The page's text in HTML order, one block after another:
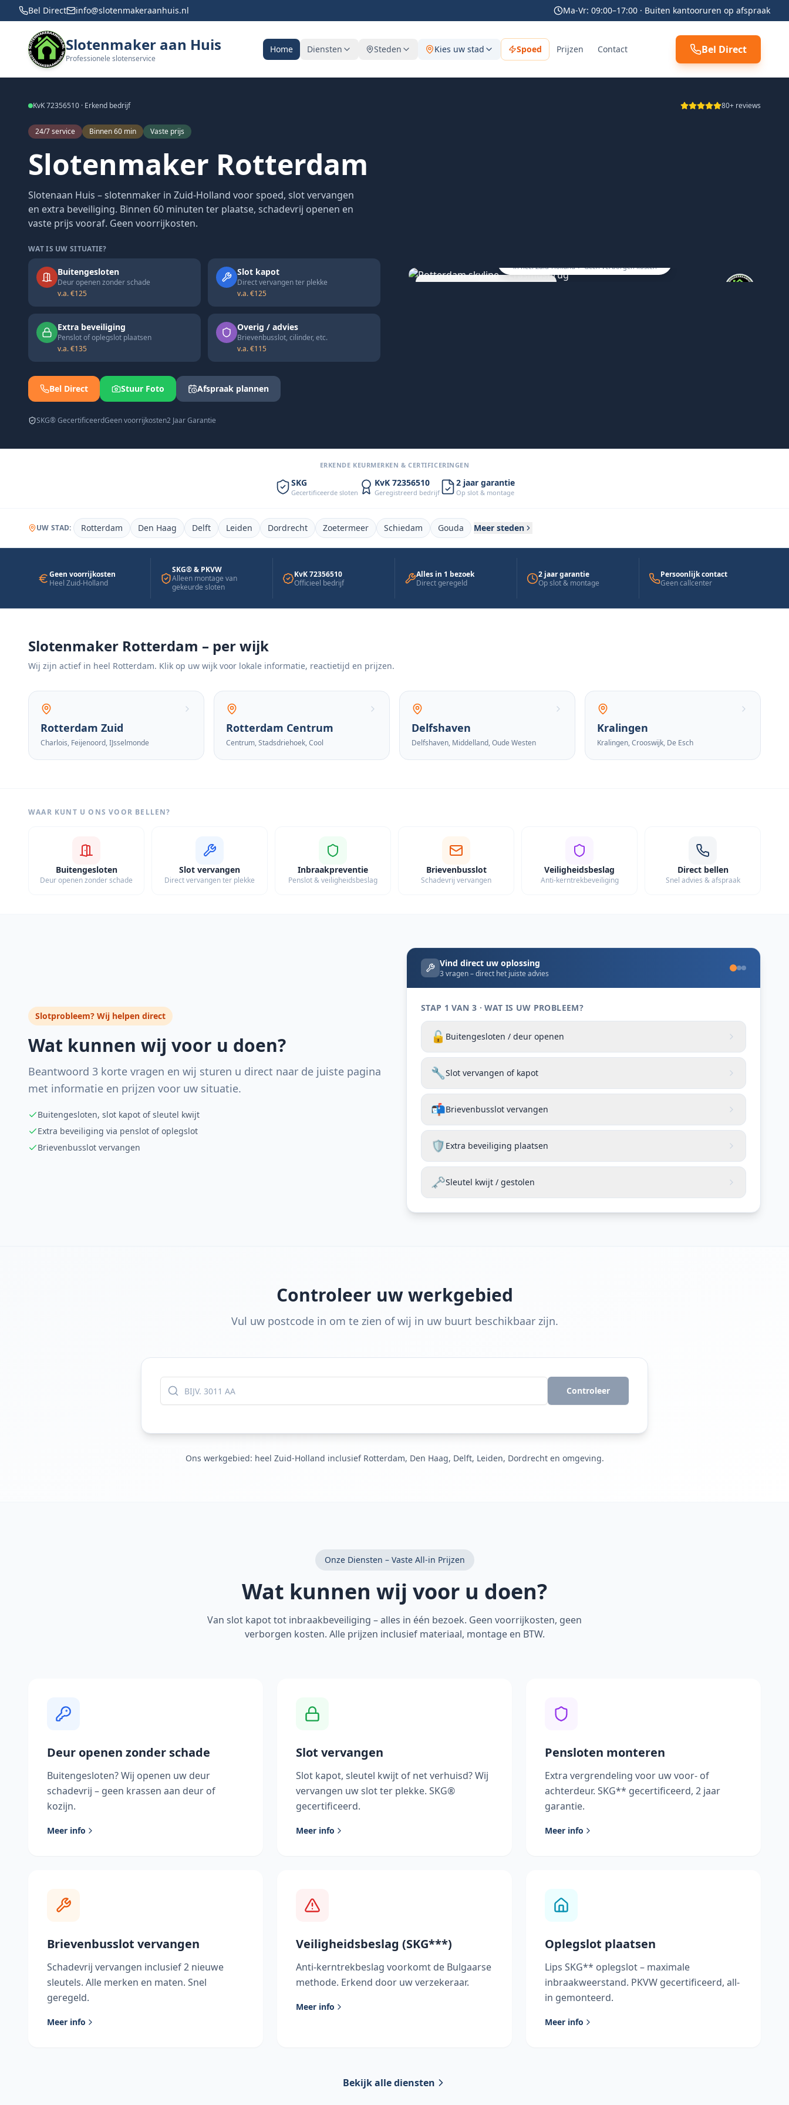
Bel Direct info@slotenmakeraanhuis.nl Ma-Vr: 09:00–17:00 · Buiten kantooruren op afspraak
Slotenmaker aan Huis
Professionele slotenservice
Home Diensten Steden Kies uw stad Spoed Prijzen Contact Bel Direct
KvK 72356510 · Erkend bedrijf 80+ reviews
24/7 service Binnen 60 min Vaste prijs
Slotenmaker Rotterdam
Slotenaan Huis – slotenmaker in Zuid-Holland voor spoed, slot vervangen
en extra beveiliging. Binnen 60 minuten ter plaatse, schadevrij openen en
vaste prijs vooraf. Geen voorrijkosten.
WAT IS UW SITUATIE?
Buitengesloten
Deur openen zonder schade
v.a. €125
Slot kapot
Direct vervangen ter plekke
v.a. €125
Extra beveiliging
Penslot of oplegslot plaatsen
v.a. €135
Overig / advies
Brievenbusslot, cilinder, etc.
v.a. €115
Bel Direct Stuur Foto Afspraak plannen
SKG® GecertificeerdGeen voorrijkosten2 Jaar Garantie
in heel Zuid-Holland ✓ Geen verborgen kosten
ERKENDE KEURMERKEN & CERTIFICERINGEN
SKG
Gecertificeerde sloten
KvK 72356510
Geregistreerd bedrijf
2 jaar garantie
Op slot & montage
UW STAD: Rotterdam Den Haag Delft Leiden Dordrecht Zoetermeer Schiedam Gouda Meer steden
Geen voorrijkosten
Heel Zuid-Holland
SKG® & PKVW
Alleen montage van
gekeurde sloten
KvK 72356510
Officieel bedrijf
Alles in 1 bezoek
Direct geregeld
2 jaar garantie
Op slot & montage
Persoonlijk contact
Geen callcenter
Slotenmaker Rotterdam – per wijk
Wij zijn actief in heel Rotterdam. Klik op uw wijk voor lokale informatie, reactietijd en prijzen.
Rotterdam Zuid
Charlois, Feijenoord, IJsselmonde
Rotterdam Centrum
Centrum, Stadsdriehoek, Cool
Delfshaven
Delfshaven, Middelland, Oude Westen
Kralingen
Kralingen, Crooswijk, De Esch
WAAR KUNT U ONS VOOR BELLEN?
Buitengesloten
Deur openen zonder schade
Slot vervangen
Direct vervangen ter plekke
Inbraakpreventie
Penslot & veiligheidsbeslag
Brievenbusslot
Schadevrij vervangen
Veiligheidsbeslag
Anti-kerntrekbeveiliging
Direct bellen
Snel advies & afspraak
Slotprobleem? Wij helpen direct
Wat kunnen wij voor u doen?
Beantwoord 3 korte vragen en wij sturen u direct naar de juiste pagina
met informatie en prijzen voor uw situatie.
Buitengesloten, slot kapot of sleutel kwijt
Extra beveiliging via penslot of oplegslot
Brievenbusslot vervangen
Vind direct uw oplossing
3 vragen – direct het juiste advies
STAP 1 VAN 3 · WAT IS UW PROBLEEM?
🔓 Buitengesloten / deur openen
🔧Slot vervangen of kapot
📬Brievenbusslot vervangen
🛡️ Extra beveiliging plaatsen
🗝️Sleutel kwijt / gestolen
Controleer uw werkgebied
Vul uw postcode in om te zien of wij in uw buurt beschikbaar zijn.
Controleer
Ons werkgebied: heel Zuid-Holland inclusief Rotterdam, Den Haag, Delft, Leiden, Dordrecht en omgeving.
Onze Diensten – Vaste All-in Prijzen
Wat kunnen wij voor u doen?
Van slot kapot tot inbraakbeveiliging – alles in één bezoek. Geen voorrijkosten, geen
verborgen kosten. Alle prijzen inclusief materiaal, montage en BTW.
Deur openen zonder schade
Buitengesloten? Wij openen uw deur
schadevrij – geen krassen aan deur of
kozijn.
Meer info
Slot vervangen
Slot kapot, sleutel kwijt of net verhuisd? Wij
vervangen uw slot ter plekke. SKG®
gecertificeerd.
Meer info
Pensloten monteren
Extra vergrendeling voor uw voor- of
achterdeur. SKG** gecertificeerd, 2 jaar
garantie.
Meer info
Brievenbusslot vervangen
Schadevrij vervangen inclusief 2 nieuwe
sleutels. Alle merken en maten. Snel
geregeld.
Meer info
Veiligheidsbeslag (SKG***)
Anti-kerntrekbeslag voorkomt de Bulgaarse
methode. Erkend door uw verzekeraar.
Meer info
Oplegslot plaatsen
Lips SKG** oplegslot – maximale
inbraakweerstand. PKVW gecertificeerd, all-
in gemonteerd.
Meer info
Bekijk alle diensten